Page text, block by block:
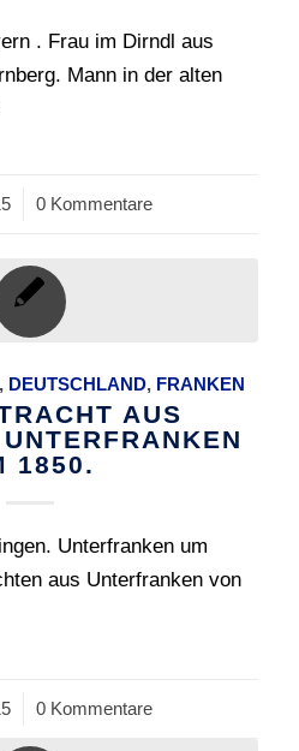
. Frau im Dirndl aus
Mann in der alten
0 Kommentare
, DEUTSCHLAND, FRANKEN
AUS
1850.
Unterfranken um
aus Unterfranken von
0 Kommentare